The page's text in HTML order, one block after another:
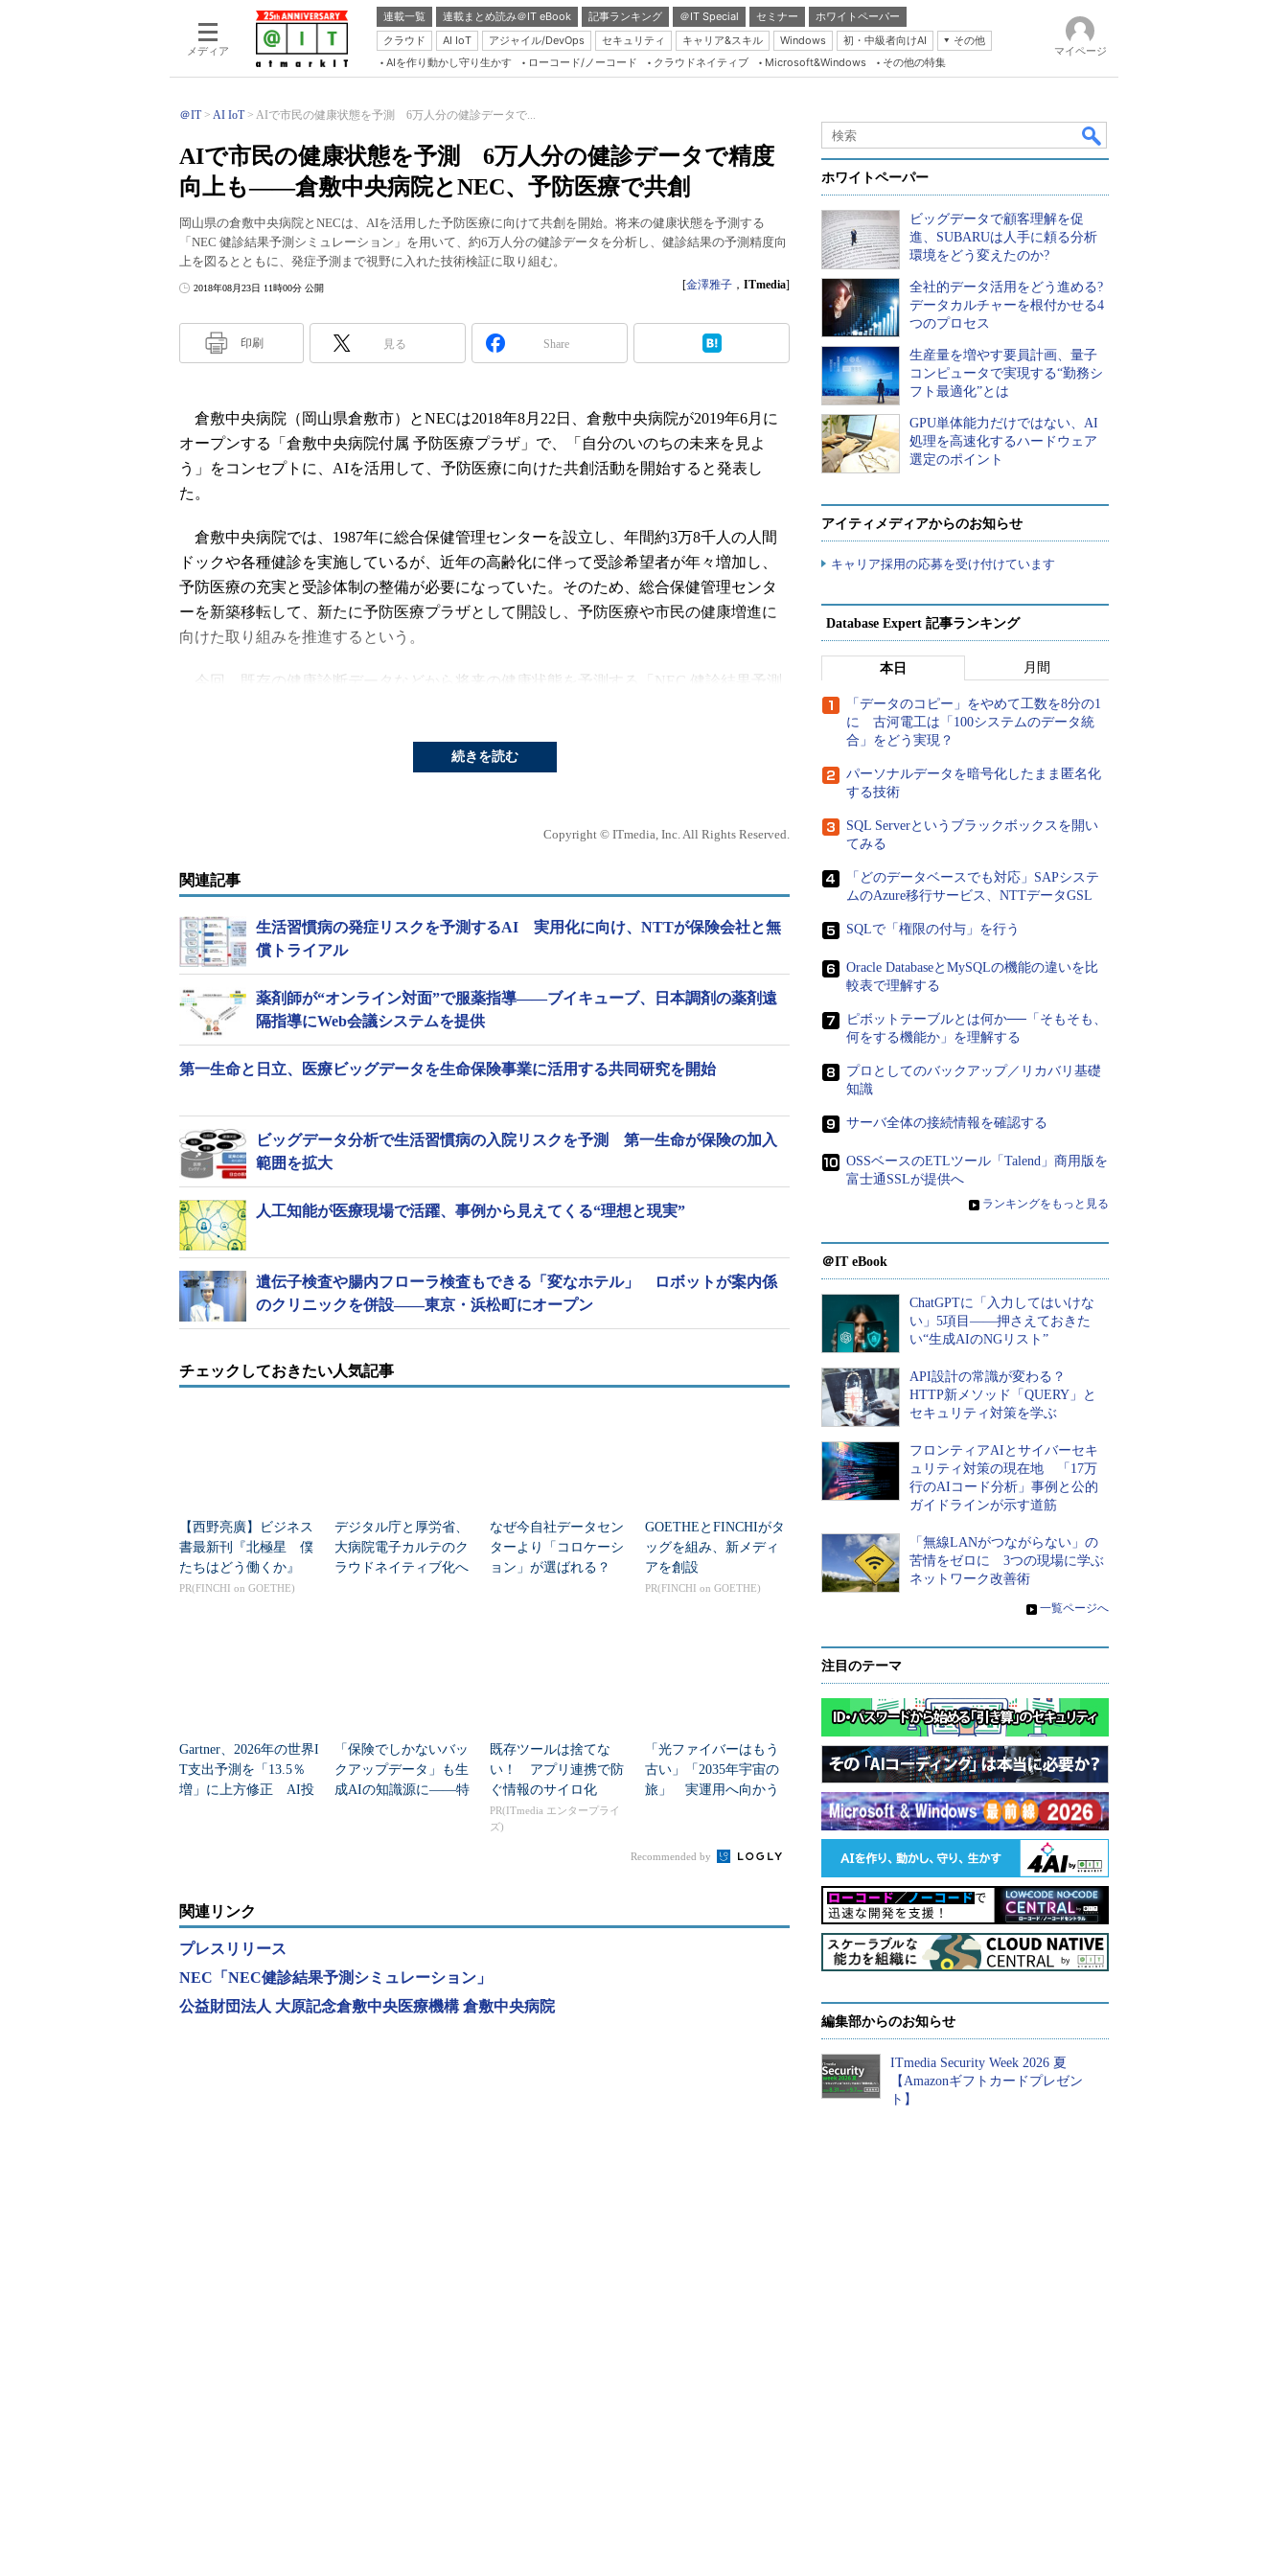
メディア
連載一覧 連載まとめ読み＠IT eBook 記事ランキング ＠IT Special セミナー
ホワイトペーパー
クラウド
AI IoT アジャイル/DevOps セキュリティ キャリア&スキル Windows 初・中級者向けAI
その他
Server & Storage
Coding Edge
Database Expert
Master of IP Network
ブログ
AIを作り動かし守り生かす ローコード/ノーコード クラウドネイティブ Microsoft&Windows その他の特集
マイページ
＠IT AI IoT AIで市民の健康状態を予測 6万人分の健診データで...
AIで市民の健康状態を予測 6万人分の健診データで精度
向上も――倉敷中央病院とNEC、予防医療で共創
岡山県の倉敷中央病院とNECは、AIを活用した予防医療に向けて共創を開始。将来の健康状態を予測する
「NEC 健診結果予測シミュレーション」を用いて、約6万人分の健診データを分析し、健診結果の予測精度向
上を図るとともに、発症予測まで視野に入れた技術検証に取り組む。
2018年08月23日 11時00分 公開 [金澤雅子 ， ITmedia]
印刷 見る Share
倉敷中央病院（岡山県倉敷市）とNECは2018年8月22日、倉敷中央病院が2019年6月に
オープンする「倉敷中央病院付属 予防医療プラザ」で、「自分のいのちの未来を見よ
う」をコンセプトに、AIを活用して、予防医療に向けた共創活動を開始すると発表し
た。
倉敷中央病院では、1987年に総合保健管理センターを設立し、年間約3万8千人の人間
ドックや各種健診を実施しているが、近年の高齢化に伴って受診希望者が年々増加し、
予防医療の充実と受診体制の整備が必要になっていた。そのため、総合保健管理センタ
ーを新築移転して、新たに予防医療プラザとして開設し、予防医療や市民の健康増進に
向けた取り組みを推進するという。
今回、既存の健康診断データなどから将来の健康状態を予測する「NEC 健診結果予測
また、倉敷中央病院に蓄積されている診療データも組み合わせて分析し、生活習慣と
NEC 健診結果予測シミュレーションは、過去の健診などの実績データから健診結果予
測モデルを導き出し、それを基に、現状の生活を継続した場合や、生活を見直した場合
の将来の健康状態を予測するソフトウェア。予測モデルの抽出には、多種多様なデータ
（異種混合のデータ）から自動的に規則性を発見して高精度な予測ができるAI解析技術
「異種混合学習技術」を活用している。
今回は、健診データ（体重、腹囲、血圧、糖代謝、脂質代謝など）や生活習慣データ
（運動や食事、飲酒など）を基に分析し、生活習慣病の判定に関係の深い9種類の検査値
TG、LDLコレステロール）を数年後まで予測する。
続きを読む
Copyright © ITmedia, Inc. All Rights Reserved.
関連記事
生活習慣病の発症リスクを予測するAI 実用化に向け、NTTが保険会社と無
償トライアル
薬剤師が“オンライン対面”で服薬指導――ブイキューブ、日本調剤の薬剤遠
隔指導にWeb会議システムを提供
第一生命と日立、医療ビッグデータを生命保険事業に活用する共同研究を開始
ビッグデータ分析で生活習慣病の入院リスクを予測 第一生命が保険の加入
範囲を拡大
人工知能が医療現場で活躍、事例から見えてくる“理想と現実”
遺伝子検査や腸内フローラ検査もできる「変なホテル」 ロボットが案内係
のクリニックを併設――東京・浜松町にオープン
チェックしておきたい人気記事
【西野亮廣】ビジネス
書最新刊『北極星 僕
たちはどう働くか』
PR(FINCHI on GOETHE)
デジタル庁と厚労省、
大病院電子カルテのク
ラウドネイティブ化へ
なぜ今自社データセン
ターより「コロケーシ
ョン」が選ばれる？
GOETHEとFINCHIがタ
ッグを組み、新メディ
アを創設
PR(FINCHI on GOETHE)
Gartner、2026年の世界I
T支出予測を「13.5％
増」に上方修正 AI投
「保険でしかないバッ
クアップデータ」も生
成AIの知識源に――特
既存ツールは捨てな
い！ アプリ連携で防
ぐ情報のサイロ化
PR(ITmedia エンタープライ
ズ)
「光ファイバーはもう
古い」「2035年宇宙の
旅」 実運用へ向かう
Recommended by
関連リンク
プレスリリース
NEC「NEC健診結果予測シミュレーション」
公益財団法人 大原記念倉敷中央医療機構 倉敷中央病院
ホワイトペーパー
ビッグデータで顧客理解を促
進、SUBARUは人手に頼る分析
環境をどう変えたのか?
全社的データ活用をどう進める?
データカルチャーを根付かせる4
つのプロセス
生産量を増やす要員計画、量子
コンピュータで実現する“勤務シ
フト最適化”とは
GPU単体能力だけではない、AI
処理を高速化するハードウェア
選定のポイント
アイティメディアからのお知らせ
キャリア採用の応募を受け付けています
Database Expert 記事ランキング
本日 月間
「データのコピー」をやめて工数を8分の1
に 古河電工は「100システムのデータ統
合」をどう実現？
パーソナルデータを暗号化したまま匿名化
する技術
SQL Serverというブラックボックスを開い
てみる
「どのデータベースでも対応」SAPシステ
ムのAzure移行サービス、NTTデータGSL
SQLで「権限の付与」を行う
Oracle DatabaseとMySQLの機能の違いを比
較表で理解する
ピボットテーブルとは何か──「そもそも、
何をする機能か」を理解する
プロとしてのバックアップ／リカバリ基礎
知識
サーバ全体の接続情報を確認する
OSSベースのETLツール「Talend」商用版を
富士通SSLが提供へ
» ランキングをもっと見る
＠IT eBook
ChatGPTに「入力してはいけな
い」5項目――押さえておきた
い“生成AIのNGリスト”
API設計の常識が変わる？
HTTP新メソッド「QUERY」と
セキュリティ対策を学ぶ
フロンティアAIとサイバーセキ
ュリティ対策の現在地 「17万
行のAIコード分析」事例と公的
ガイドラインが示す道筋
「無線LANがつながらない」の
苦情をゼロに 3つの現場に学ぶ
ネットワーク改善術
» 一覧ページへ
注目のテーマ
編集部からのお知らせ
ITmedia Security Week 2026 夏
【Amazonギフトカードプレゼン
ト】